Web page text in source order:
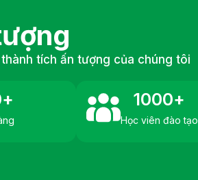
tích ấn tượng của chúng tôi
+
Học viên đào tạo
1000+